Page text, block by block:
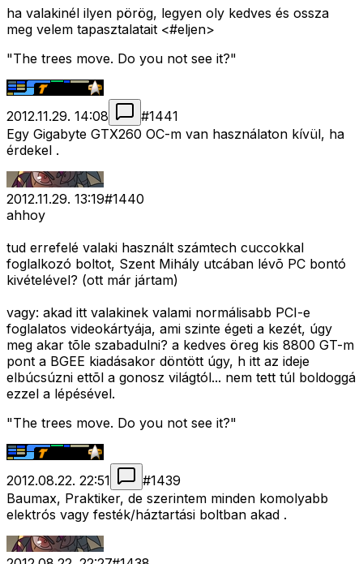
ha valakinél ilyen pörög, legyen oly kedves és ossza
meg velem tapasztalatait <#eljen>
"The trees move. Do you not see it?"
2012.11.29. 14:08 #1441
Egy Gigabyte GTX260 OC-m van használaton kívül, ha
érdekel .
2012.11.29. 13:19#1440
ahhoy
tud errefelé valaki használt számtech cuccokkal
foglalkozó boltot, Szent Mihály utcában lévõ PC bontó
kivételével? (ott már jártam)
vagy: akad itt valakinek valami normálisabb PCI-e
foglalatos videokártyája, ami szinte égeti a kezét, úgy
meg akar tõle szabadulni? a kedves öreg kis 8800 GT-m
pont a BGEE kiadásakor döntött úgy, h itt az ideje
elbúcsúzni ettõl a gonosz világtól... nem tett túl boldoggá
ezzel a lépésével.
"The trees move. Do you not see it?"
2012.08.22. 22:51 #1439
Baumax, Praktiker, de szerintem minden komolyabb
elektrós vagy festék/háztartási boltban akad .